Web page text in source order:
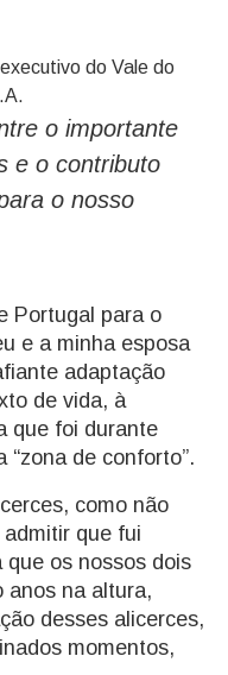
o importante
e o contributo
o nosso
Portugal para o
e a minha esposa
adaptação
de vida, à
que foi durante
de conforto”.
como não
que fui
os nossos dois
anos na altura,
desses alicerces,
momentos,